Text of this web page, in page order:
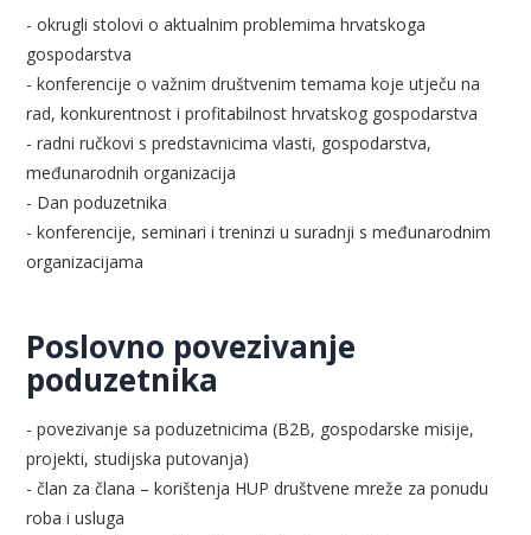
- okrugli stolovi o aktualnim problemima hrvatskoga
gospodarstva
- konferencije o važnim društvenim temama koje utječu na
rad, konkurentnost i profitabilnost hrvatskog gospodarstva
- radni ručkovi s predstavnicima vlasti, gospodarstva,
međunarodnih organizacija
- Dan poduzetnika
- konferencije, seminari i treninzi u suradnji s međunarodnim
organizacijama
Poslovno povezivanje
poduzetnika
- povezivanje sa poduzetnicima (B2B, gospodarske misije,
projekti, studijska putovanja)
- član za člana – korištenja HUP društvene mreže za ponudu
roba i usluga